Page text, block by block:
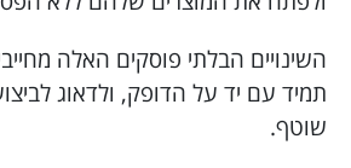
השינויים הבלתי פוסקים האלה
תמיד עם יד על הדופק, ולדאוג
שוטף.